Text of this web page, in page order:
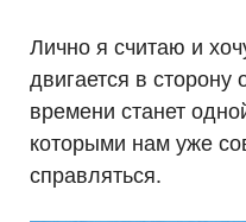
Лично я считаю и
двигается в
времени станет
которыми нам уже
справляться.